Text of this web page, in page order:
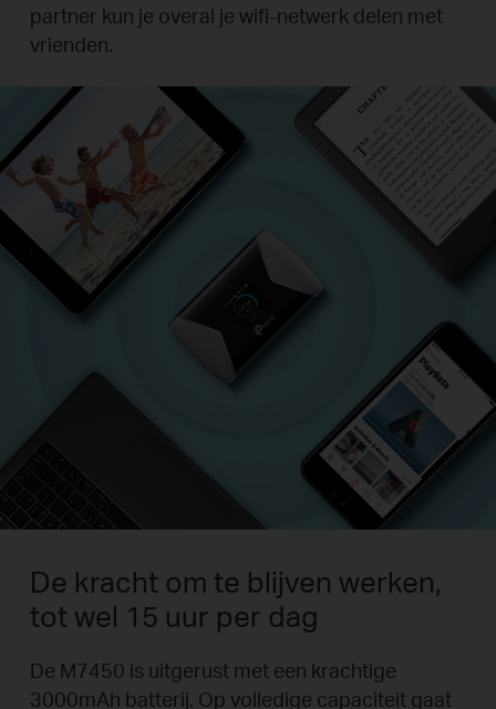
partner kun je overal je wifi-netwerk delen met
vrienden.
De kracht om te blijven werken,
tot wel 15 uur per dag
De M7450 is uitgerust met een krachtige
3000mAh batterij. Op volledige capaciteit gaat